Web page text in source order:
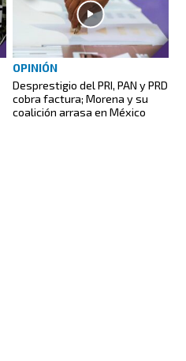
OPINIÓN
Desprestigio del PRI, PAN y PRD
cobra factura; Morena y su
coalición arrasa en México